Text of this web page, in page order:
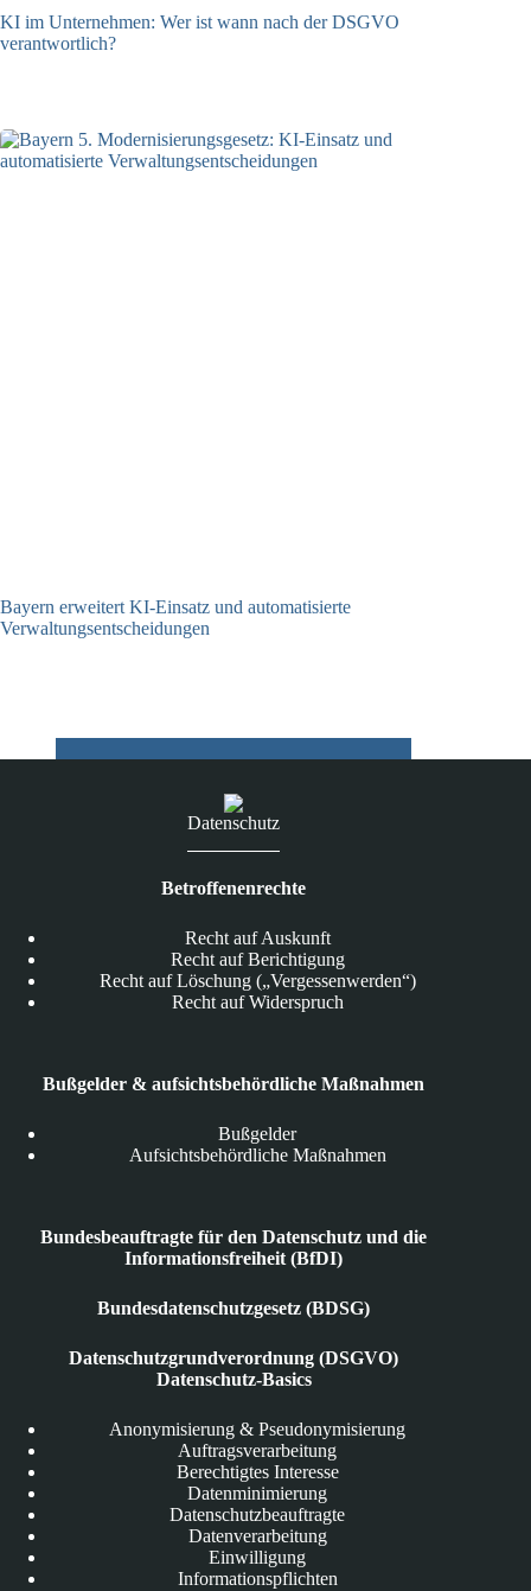
KI im Unternehmen: Wer ist wann nach der DSGVO
verantwortlich?
Bayern erweitert KI-Einsatz und automatisierte
Verwaltungsentscheidungen
Datenschutz
Betroffenenrechte
Recht auf Auskunft
Recht auf Berichtigung
Recht auf Löschung („Vergessenwerden“)
Recht auf Widerspruch
Bußgelder & aufsichtsbehördliche Maßnahmen
Bußgelder
Aufsichtsbehördliche Maßnahmen
Bundesbeauftragte für den Datenschutz und die
Informationsfreiheit (BfDI)
Bundesdatenschutzgesetz (BDSG)
Datenschutzgrundverordnung (DSGVO)
Datenschutz-Basics
Anonymisierung & Pseudonymisierung
Auftragsverarbeitung
Berechtigtes Interesse
Datenminimierung
Datenschutzbeauftragte
Datenverarbeitung
Einwilligung
Informationspflichten